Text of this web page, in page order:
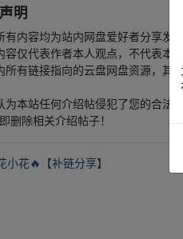
明
有内容均为站内网盘爱好者分享发
容仅代表作者本人观点，不代表本
所有链接指向的云盘网盘资源，其
为本站任何介绍帖侵犯了您的合法
删除相关介绍帖子！
小花🔥【补链分享】